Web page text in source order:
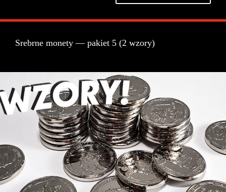
Srebrne monety — pakiet 5 (2 wzory)